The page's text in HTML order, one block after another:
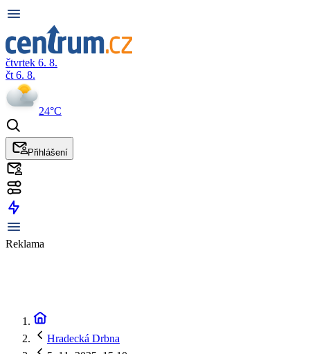
čtvrtek 6. 8.
čt 6. 8.
24°C
Přihlášení
Reklama
Hradecká Drbna